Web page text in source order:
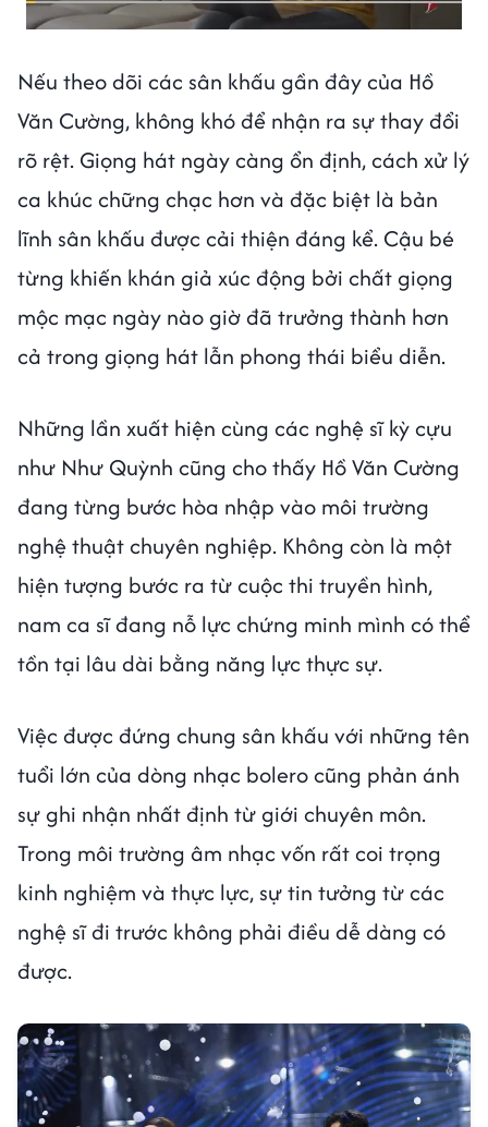
Nếu theo dõi các sân khấu gần đây của Hồ
Văn Cường, không khó để nhận ra sự thay đổi
rõ rệt. Giọng hát ngày càng ổn định, cách xử lý
ca khúc chững chạc hơn và đặc biệt là bản
lĩnh sân khấu được cải thiện đáng kể. Cậu bé
từng khiến khán giả xúc động bởi chất giọng
mộc mạc ngày nào giờ đã trưởng thành hơn
cả trong giọng hát lẫn phong thái biểu diễn.
Những lần xuất hiện cùng các nghệ sĩ kỳ cựu
như Như Quỳnh cũng cho thấy Hồ Văn Cường
đang từng bước hòa nhập vào môi trường
nghệ thuật chuyên nghiệp. Không còn là một
hiện tượng bước ra từ cuộc thi truyền hình,
nam ca sĩ đang nỗ lực chứng minh mình có thể
tồn tại lâu dài bằng năng lực thực sự.
Việc được đứng chung sân khấu với những tên
tuổi lớn của dòng nhạc bolero cũng phản ánh
sự ghi nhận nhất định từ giới chuyên môn.
Trong môi trường âm nhạc vốn rất coi trọng
kinh nghiệm và thực lực, sự tin tưởng từ các
nghệ sĩ đi trước không phải điều dễ dàng có
được.